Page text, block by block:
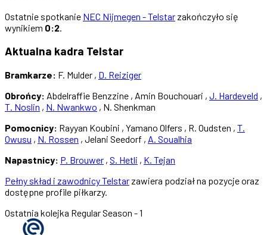
Ostatnie spotkanie NEC Nijmegen - Telstar zakończyło się
wynikiem 0:2
Aktualna kadra Telstar
Bramkarze: F. Mulder , D. Reiziger
Obrońcy: Abdelraffie Benzzine , Amin Bouchouari , J. Hardeveld ,
T. Noslin , N. Nwankwo , N. Shenkman
Pomocnicy: Rayyan Koubini , Yamano Olfers , R. Oudsten , T.
Owusu , N. Rossen , Jelani Seedorf , A. Soualhia
Napastnicy: P. Brouwer , S. Hetli , K. Tejan
Pełny skład i zawodnicy Telstar zawiera podział na pozycje oraz
dostępne profile piłkarzy.
Ostatnia kolejka Regular Season - 1